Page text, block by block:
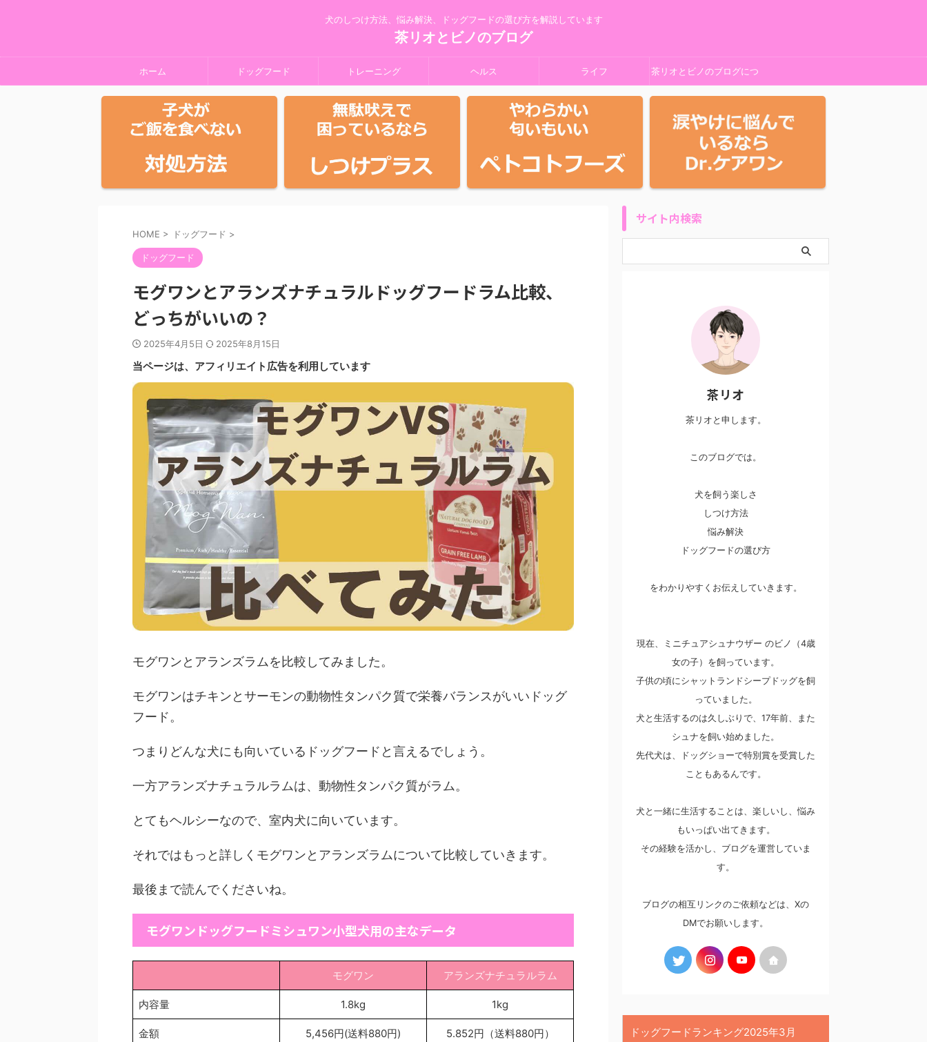
犬のしつけ方法、悩み解決、ドッグフードの選び方を解説しています
茶リオとビノのブログ
ホーム ドッグフード トレーニング ヘルス ライフ 茶リオとビノのブログにつ
いて
HOME > ドッグフード >
ドッグフード
モグワンとアランズナチュラルドッグフードラム比較、
どっちがいいの？
2025年4月5日 2025年8月15日
当ページは、アフィリエイト広告を利用しています
モグワンとアランズラムを比較してみました。
モグワンはチキンとサーモンの動物性タンパク質で栄養バランスがいいドッグ
フード。
つまりどんな犬にも向いているドッグフードと言えるでしょう。
一方アランズナチュラルラムは、動物性タンパク質がラム。
とてもヘルシーなので、室内犬に向いています。
それではもっと詳しくモグワンとアランズラムについて比較していきます。
最後まで読んでくださいね。
モグワンドッグフードミシュワン小型犬用の主なデータ
モグワン アランズナチュラルラム
内容量 1.8kg 1kg
金額 5,456円(送料880円) 5.852円（送料880円）
サイト内検索
茶リオ
茶リオと申します。
このブログでは。
犬を飼う楽しさ
しつけ方法
悩み解決
ドッグフードの選び方
をわかりやすくお伝えしていきます。
現在、ミニチュアシュナウザー のビノ（4歳
女の子）を飼っています。
子供の頃にシャットランドシープドッグを飼
っていました。
犬と生活するのは久しぶりで、17年前、また
シュナを飼い始めました。
先代犬は、ドッグショーで特別賞を受賞した
こともあるんです。
犬と一緒に生活することは、楽しいし、悩み
もいっぱい出てきます。
その経験を活かし、ブログを運営していま
す。
ブログの相互リンクのご依頼などは、Xの
DMでお願いします。
ドッグフードランキング2025年3月